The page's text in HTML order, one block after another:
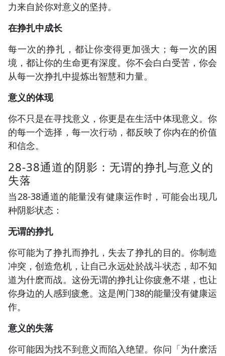
力来自於你对意义的坚持。
在挣扎中成长
每一次的挣扎，都让你变得更加强大；每一次的困
境，都让你的生命更有深度。你不会白白受苦，你会
从每一次挣扎中提炼出智慧和力量。
意义的体现
你不只是在寻找意义，你更是在生活中体现意义。你
的每一个选择，每一次行动，都反映了你内在的价值
和信念。
28-38通道的阴影：无谓的挣扎与意义的
失落
当28-38通道的能量没有健康运作时，可能会出现几
种阴影状态：
无谓的挣扎
你可能为了挣扎而挣扎，失去了挣扎的目的。你制造
冲突，创造危机，让自己永远处於战斗状态，却不知
道为什麽而战。这份无谓的挣扎让你疲惫不堪，也让
你身边的人感到疲惫。这是闸门38的能量没有健康运
作。
意义的失落
你可能因为找不到意义而陷入绝望。你问「为什麽活